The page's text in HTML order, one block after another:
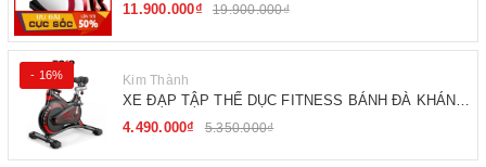
11.900.000₫
19.900.000₫
- 16% Kim Thành
XE ĐẠP TẬP THỂ DỤC FITNESS BÁNH ĐÀ KHÁNG
TỪ
4.490.000₫ 5.350.000₫